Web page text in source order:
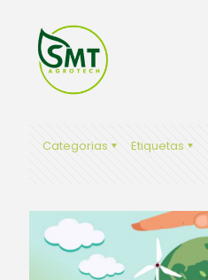
Categorias Etiquetas